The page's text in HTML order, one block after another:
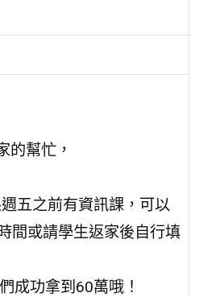
的幫忙，
五之前有資訊課，可以
間或請學生返家後自行填
成功拿到60萬哦！